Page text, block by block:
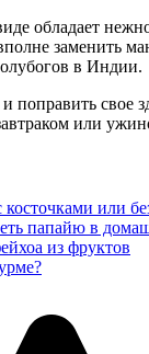
обладает
заменить
в Индии.
поправить свое
или
или
папайю в
из фруктов